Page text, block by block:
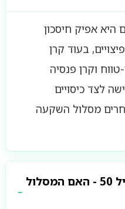
היא אפיק חיסכון
בעוד קרן
וקרן פנסיה
לצד כיסויים
מסלול השקעה
מה קורה כשעוברים את גיל 50 - האם המסלול